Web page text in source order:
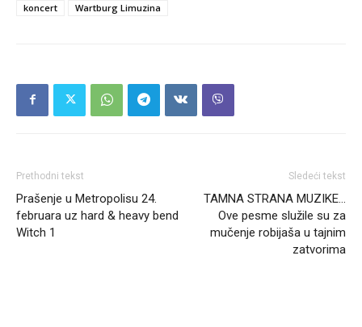
koncert
Wartburg Limuzina
Prethodni tekst
Prašenje u Metropolisu 24.
februara uz hard & heavy bend
Witch 1
Sledeći tekst
TAMNA STRANA MUZIKE…
Ove pesme služile su za
mučenje robijaša u tajnim
zatvorima